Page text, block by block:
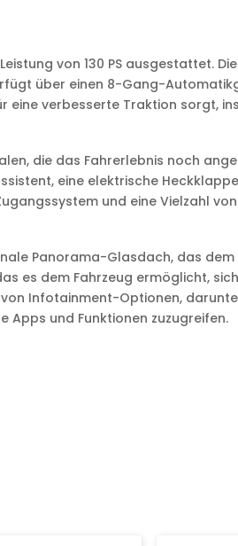
von 130 PS ausgestattet.
über einen 8-Gang-
verbesserte Traktion sorgt,
die das Fahrerlebnis noch
eine elektrische
und eine Vielzahl
Panorama-Glasdach, das
dem Fahrzeug ermöglicht,
Infotainment-Optionen,
Apps und Funktionen zuzugreifen.